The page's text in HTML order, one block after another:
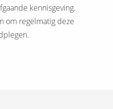
kennisgeving.
om regelmatig deze